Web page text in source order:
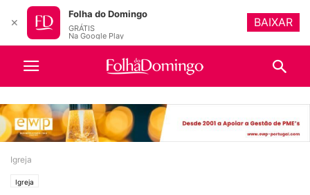
Igreja
Igreja
✕
Folha do Domingo
GRÁTIS
Na Google Play
BAIXAR